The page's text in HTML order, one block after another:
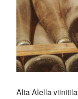
Alta Alella viinitila